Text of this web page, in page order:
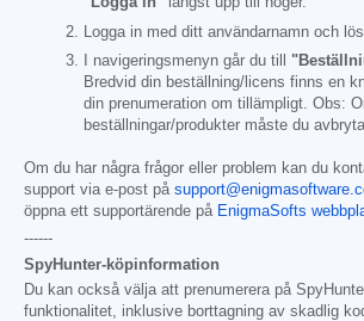
Logga in med ditt användarnamn och
I navigeringsmenyn går du till
Bredvid din beställning/licens finns en
din prenumeration om tillämpligt. Obs:
beställningar/produkter måste du
Om du har några frågor eller problem kan du
support via e-post på
öppna ett supportärende på EnigmaSofts
------
SpyHunter-köpinformation
Du kan också välja att prenumerera på
funktionalitet, inklusive borttagning av skadlig